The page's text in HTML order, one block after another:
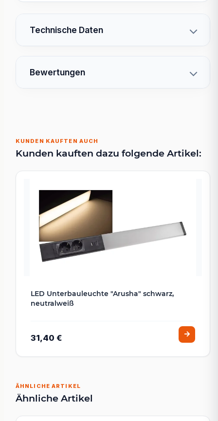
Technische Daten
Bewertungen
KUNDEN KAUFTEN AUCH
Kunden kauften dazu folgende Artikel:
LED Unterbauleuchte "Arusha" schwarz,
neutralweiß
31,40 €
ÄHNLICHE ARTIKEL
Ähnliche Artikel